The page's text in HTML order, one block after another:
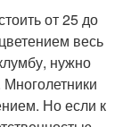
от 25 до
весь
нужно
Но если к